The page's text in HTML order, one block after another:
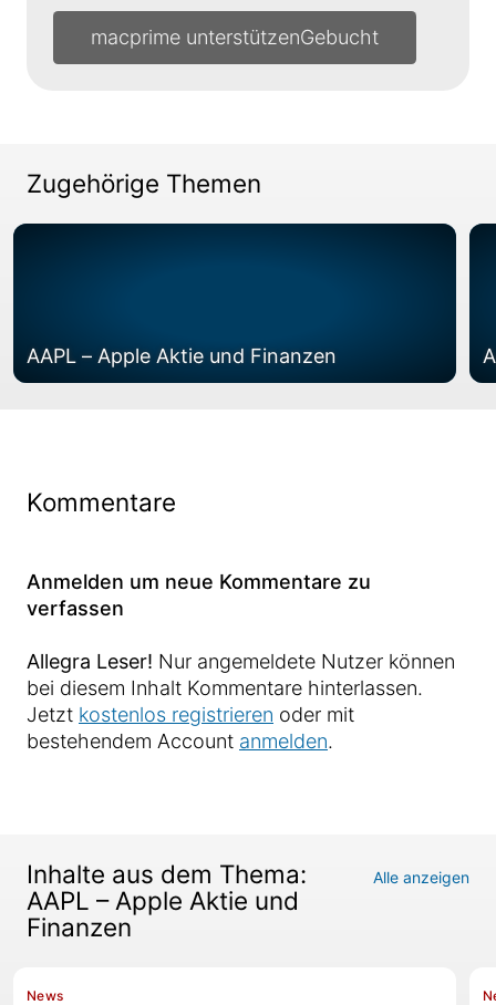
macprime unterstützen
Zugehörige Themen
AAPL – Apple Aktie und Finanzen
Kommentare
Anmelden um neue Kommentare zu
verfassen
Allegra Leser! Nur angemeldete Nutzer können
bei diesem Inhalt Kommentare hinterlassen.
Jetzt kostenlos registrieren oder mit
bestehendem Account anmelden.
Inhalte aus dem Thema:
AAPL – Apple Aktie und
Finanzen
Alle anzeigen
News